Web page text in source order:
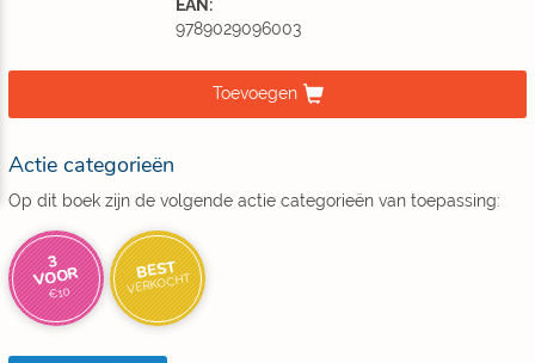
EAN:
9789029096003
Toevoegen
Actie categorieën
Op dit boek zijn de volgende actie categorieën van toepassing:
3
VOOR
€10
BEST
VERKOCHT